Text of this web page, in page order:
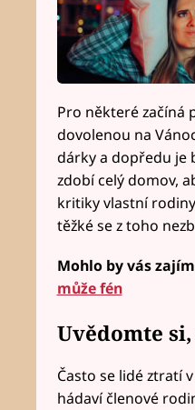
Pro některé začíná
dovolenou na
dárky a dopředu je
zdobí celý domov,
kritiky vlastní
těžké se z toho
Mohlo by vás
může fén
Uvědomte
Často se lidé ztratí
hádaví členové